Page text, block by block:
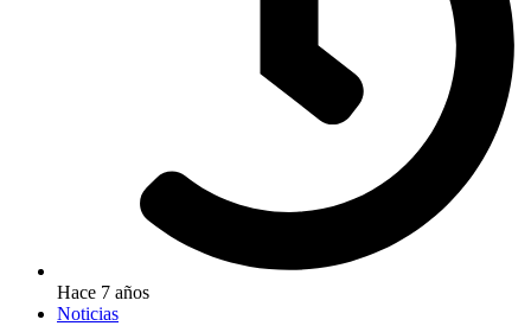
Hace 7 años
Noticias